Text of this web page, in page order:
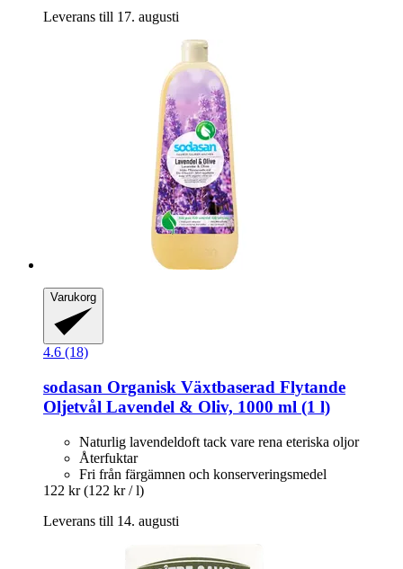
Leverans till 17. augusti
Varukorg
4.6 (18)
sodasan Organisk Växtbaserad Flytande
Oljetvål Lavendel & Oliv, 1000 ml (1 l)
Naturlig lavendeldoft tack vare rena eteriska oljor
Återfuktar
Fri från färgämnen och konserveringsmedel
122 kr (122 kr / l)
Leverans till 14. augusti